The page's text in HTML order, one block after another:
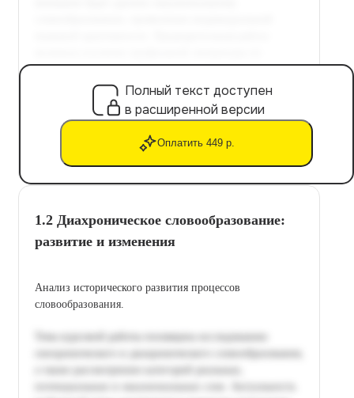
Полный текст доступен
в расширенной версии
Оплатить 449 р.
1.2 Диахроническое словообразование:
развитие и изменения
Анализ исторического развития процессов
словообразования.